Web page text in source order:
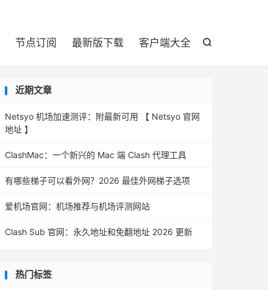

节点订阅 最新版下载 客户端大全
近期文章
Netsyo 机场加速测评：附最新可用 【 Netsyo 官网
地址 】
ClashMac：一个新兴的 Mac 端 Clash 代理工具
有哪些梯子可以看外网？2026 最佳外网梯子选项
爱机场官网：机场推荐与机场评测网站
Clash Sub 官网：永久地址和免翻地址 2026 更新
热门标签